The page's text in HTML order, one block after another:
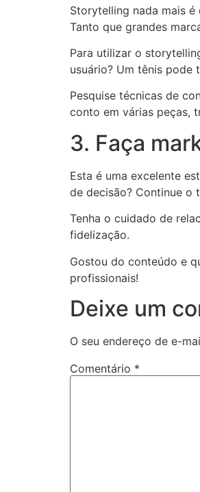
Storytelling nada mais
Tanto que grandes
Para utilizar o
usuário? Um tênis pode
Pesquise técnicas de
conto em várias peças,
3. Faça
Esta é uma excelente
de decisão? Continue o
Tenha o cuidado de
fidelização.
Gostou do conteúdo e
profissionais!
Deixe um
O seu endereço de e-
Comentário *